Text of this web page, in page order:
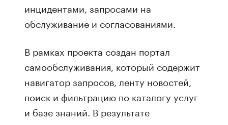
инцидентами, запросами на
обслуживание и согласованиями.
В рамках проекта создан портал
самообслуживания, который содержит
навигатор запросов, ленту новостей,
поиск и фильтрацию по каталогу услуг
и базе знаний. В результате